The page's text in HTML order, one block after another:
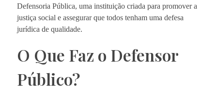
Defensoria Pública, uma instituição criada para promover a
justiça social e assegurar que todos tenham uma defesa
jurídica de qualidade.
O Que Faz o Defensor
Público?